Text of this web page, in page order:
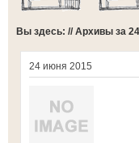
Вы здесь: // Архивы за
24 июня 2015